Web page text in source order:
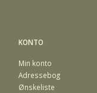
KONTO
Min konto
Adressebog
Ønskeliste